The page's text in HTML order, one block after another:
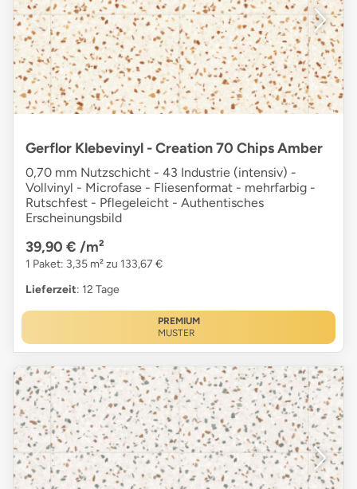
Gerflor Klebevinyl - Creation 70 Chips Amber
0,70 mm Nutzschicht - 43 Industrie (intensiv) -
Vollvinyl - Microfase - Fliesenformat - mehrfarbig -
Rutschfest - Pflegeleicht - Authentisches
Erscheinungsbild
39,90 € /m²
1 Paket: 3,35 m² zu 133,67 €
Lieferzeit: 12 Tage
PREMIUM
MUSTER